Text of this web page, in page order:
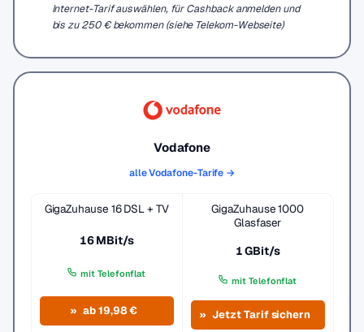
Internet-Tarif auswählen, für Cashback anmelden und
bis zu 250 € bekommen (siehe Telekom-Webseite)
Vodafone
alle Vodafone-Tarife →
GigaZuhause 16 DSL + TV
16 MBit/s
mit Telefonflat
ab 19,98 €
GigaZuhause 1000
Glasfaser
1 GBit/s
mit Telefonflat
Jetzt Tarif sichern